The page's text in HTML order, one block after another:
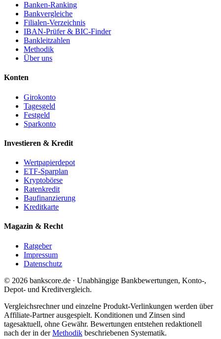
Banken-Ranking
Bankvergleiche
Filialen-Verzeichnis
IBAN-Prüfer & BIC-Finder
Bankleitzahlen
Methodik
Über uns
Konten
Girokonto
Tagesgeld
Festgeld
Sparkonto
Investieren & Kredit
Wertpapierdepot
ETF-Sparplan
Kryptobörse
Ratenkredit
Baufinanzierung
Kreditkarte
Magazin & Recht
Ratgeber
Impressum
Datenschutz
© 2026 bankscore.de · Unabhängige Bankbewertungen, Konto-,
Depot- und Kreditvergleich.
Vergleichsrechner und einzelne Produkt-Verlinkungen werden über
Affiliate-Partner ausgespielt. Konditionen und Zinsen sind
tagesaktuell, ohne Gewähr. Bewertungen entstehen redaktionell
nach der in derMethodik beschriebenen Systematik.